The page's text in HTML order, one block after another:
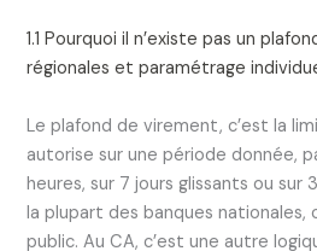
1.1 Pourquoi il n’existe pas un
régionales et paramétrage
Le plafond de virement, c’est la
autorise sur une période donnée,
heures, sur 7 jours glissants ou sur
la plupart des banques
public. Au CA, c’est une autre